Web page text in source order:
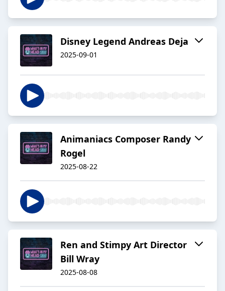
Disney Legend Andreas Deja
2025-09-01
Animaniacs Composer Randy
Rogel
2025-08-22
Ren and Stimpy Art Director
Bill Wray
2025-08-08